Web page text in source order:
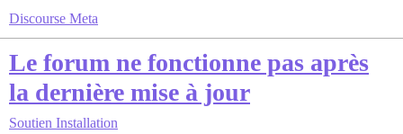
Discourse Meta
Le forum ne fonctionne pas après
la dernière mise à jour
Soutien Installation